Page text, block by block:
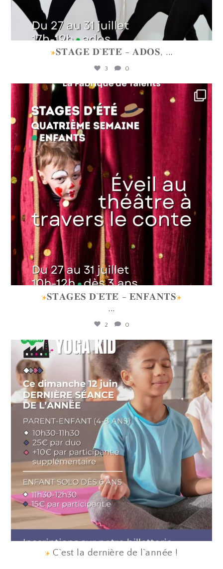
𝐒𝐓𝐀𝐆𝐄 𝐃`𝐄́𝐓𝐄́ - 𝐀𝐃𝐎𝐒, ...
3 0
lafabriquedetalents
Juin 16
𝐒𝐓𝐀𝐆𝐄𝐒 𝐃`𝐄́𝐓𝐄́ - 𝐄𝐍𝐅𝐀𝐍𝐓𝐒
...
2 0
lafabriquedetalents
Juin 12
C`est la dernière de l`année !